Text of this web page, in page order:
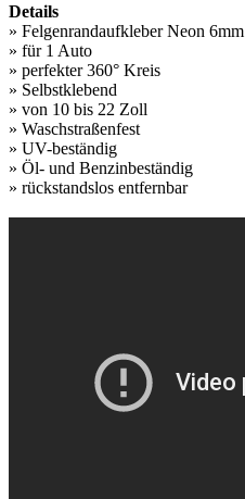
Details
» Felgenrandaufkleber Neon 6mm
» für 1 Auto
» perfekter 360° Kreis
» Selbstklebend
» von 10 bis 22 Zoll
» Waschstraßenfest
» UV-beständig
» Öl- und Benzinbeständig
» rückstandslos entfernbar